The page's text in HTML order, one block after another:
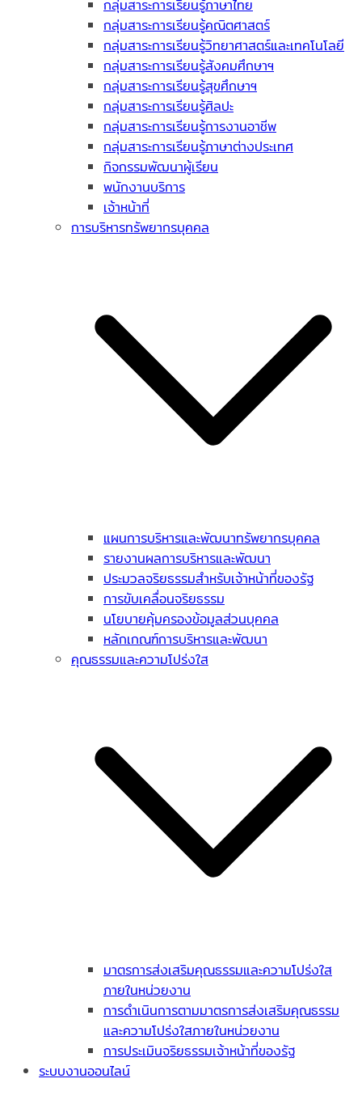
กลุ่มสาระการเรียนรู้ภาษาไทย
กลุ่มสาระการเรียนรู้คณิตศาสตร์
กลุ่มสาระการเรียนรู้วิทยาศาสตร์และเทคโนโลยี
กลุ่มสาระการเรียนรู้สังคมศึกษาฯ
กลุ่มสาระการเรียนรู้สุขศึกษาฯ
กลุ่มสาระการเรียนรู้ศิลปะ
กลุ่มสาระการเรียนรู้การงานอาชีพ
กลุ่มสาระการเรียนรู้ภาษาต่างประเทศ
กิจกรรมพัฒนาผู้เรียน
พนักงานบริการ
เจ้าหน้าที่
การบริหารทรัพยากรบุคคล
แผนการบริหารและพัฒนาทรัพยากรบุคคล
รายงานผลการบริหารและพัฒนา
ประมวลจริยธรรมสำหรับเจ้าหน้าที่ของรัฐ
การขับเคลื่อนจริยธรรม
นโยบายคุ้มครองข้อมูลส่วนบุคคล
หลักเกณฑ์การบริหารและพัฒนา
คุณธรรมและความโปร่งใส
มาตรการส่งเสริมคุณธรรมและความโปร่งใส
ภายในหน่วยงาน
การดำเนินการตามมาตรการส่งเสริมคุณธรรม
และความโปร่งใสภายในหน่วยงาน
การประเมินจริยธรรมเจ้าหน้าที่ของรัฐ
ระบบงานออนไลน์